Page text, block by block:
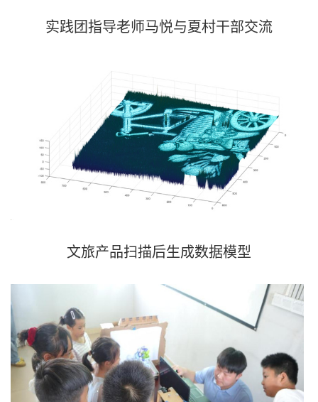
实践团指导老师马悦与夏村干部交流
文旅产品扫描后生成数据模型